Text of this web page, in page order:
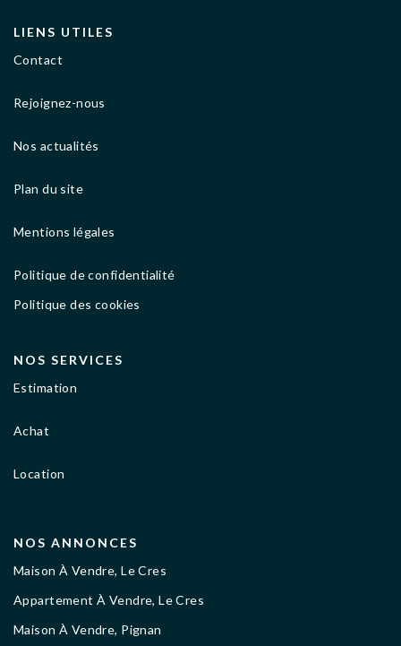
LIENS UTILES
Contact
Rejoignez-nous
Nos actualités
Plan du site
Mentions légales
Politique de confidentialité
Politique des cookies
NOS SERVICES
Estimation
Achat
Location
NOS ANNONCES
Maison À Vendre, Le Cres
Appartement À Vendre, Le Cres
Maison À Vendre, Pignan